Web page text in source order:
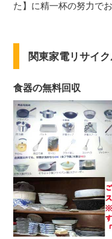
た】に精一杯の努力で
関東家電リサイ
食器の無料回収